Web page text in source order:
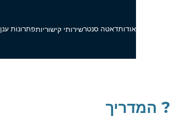
אודותדאטה סנטרשירותי קישוריותפתרונות ענן
איך בוחרים חוות שרתים בישראל 2026? המדריך